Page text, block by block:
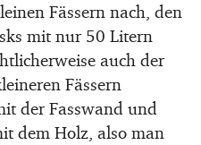
Fässern nach, den
mit nur 50 Litern
auch der
Fässern
der Fasswand und
dem Holz, also man